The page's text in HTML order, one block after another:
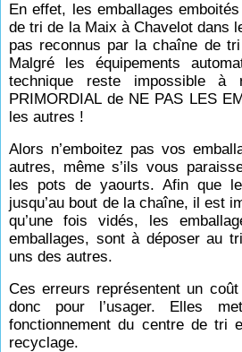
En effet, les emballages
de tri de la Maix à Chavelot dans
pas reconnus par la chaîne de
Malgré les équipements
technique reste impossible
PRIMORDIAL de NE PAS LES
les autres !
Alors n’emboitez pas vos
autres, même s’ils vous
les pots de yaourts. Afin que
jusqu’au bout de la chaîne, il est
qu’une fois vidés, les
emballages, sont à déposer au
uns des autres.
Ces erreurs représentent un
donc pour l’usager. Elles
fonctionnement du centre de tri
recyclage.